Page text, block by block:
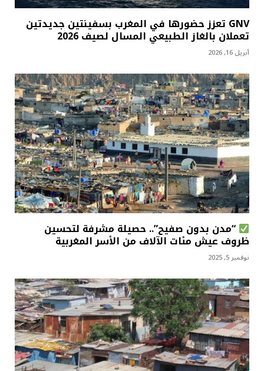
GNV تعزز حضورها في المغرب بسفينتين جديدتين
تعملان بالغاز الطبيعي المسال لصيف 2026
أبريل 16, 2026
“مدن بدون صفيح”.. حصيلة مشرفة لتحسين
ظروف عيش مئات الآلاف من الأسر المغربية
نوفمبر 5, 2025